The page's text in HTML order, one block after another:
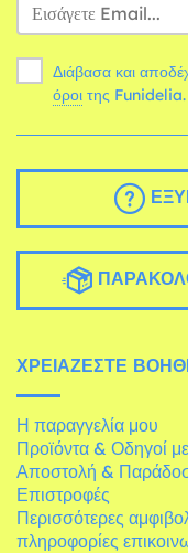
Διάβασα και
όροι της Funidelia.
ΧΡΕΙΆΖΕΣΤΕ
Η παραγγελία μου
Προϊόντα & Οδηγοί
Αποστολή &
Επιστροφές
Περισσότερες
πληροφορίες